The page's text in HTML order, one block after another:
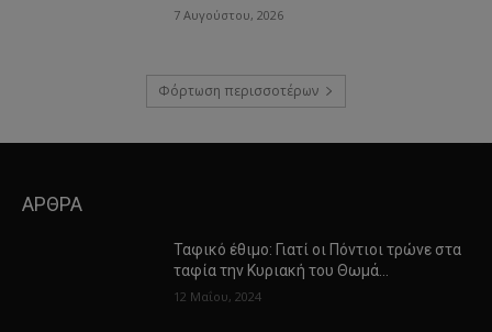
7 Αυγούστου, 2026
Φόρτωση περισσοτέρων
ΑΡΘΡΑ
Ταφικό έθιμο: Γιατί οι Πόντιοι τρώνε στα
ταφία την Κυριακή του Θωμά…
12 Μαΐου, 2024